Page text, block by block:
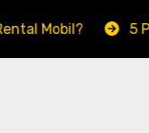
5 Pertanyaan